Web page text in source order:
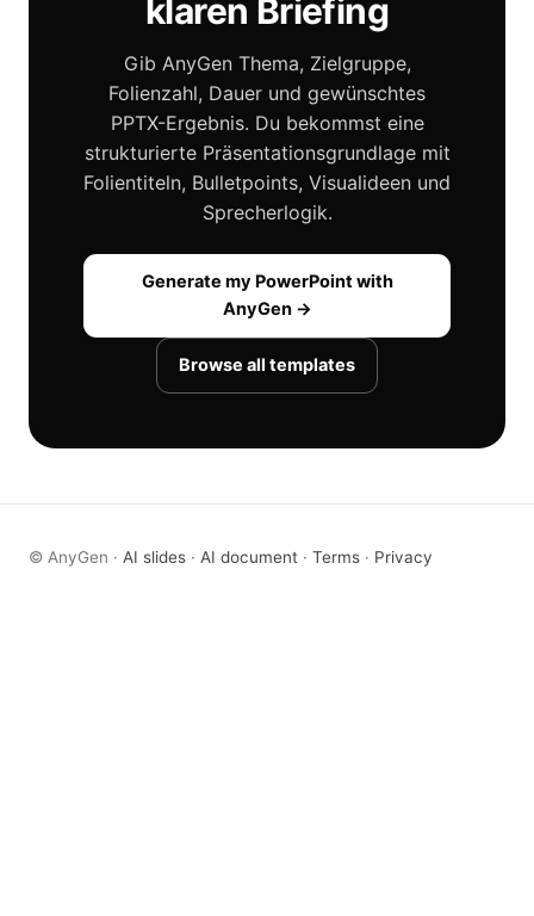
klaren Briefing
Gib AnyGen Thema, Zielgruppe,
Folienzahl, Dauer und gewünschtes
PPTX-Ergebnis. Du bekommst eine
strukturierte Präsentationsgrundlage mit
Folientiteln, Bulletpoints, Visualideen und
Sprecherlogik.
Generate my PowerPoint with
AnyGen →
Browse all templates
© AnyGen · AI slides · AI document · Terms · Privacy